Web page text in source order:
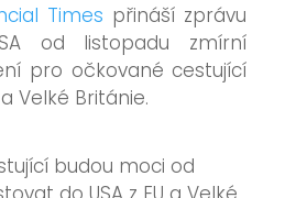
Times přináší zprávu
od listopadu zmírní
pro očkované cestující
Velké Británie.
budou moci od